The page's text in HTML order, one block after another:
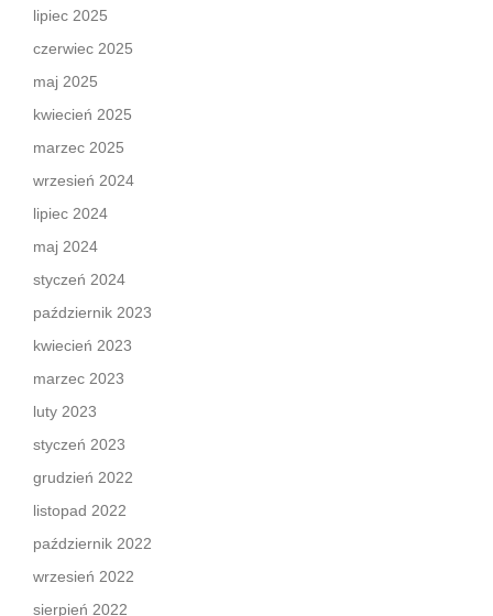
lipiec 2025
czerwiec 2025
maj 2025
kwiecień 2025
marzec 2025
wrzesień 2024
lipiec 2024
maj 2024
styczeń 2024
październik 2023
kwiecień 2023
marzec 2023
luty 2023
styczeń 2023
grudzień 2022
listopad 2022
październik 2022
wrzesień 2022
sierpień 2022